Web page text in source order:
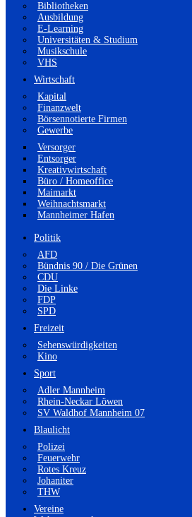
Bibliotheken
Ausbildung
E-Learning
Universitäten & Studium
Musikschule
VHS
Wirtschaft
Kapital
Finanzwelt
Börsennotierte Firmen
Gewerbe
Versorger
Entsorger
Kreativwirtschaft
Büro / Homeoffice
Maimarkt
Weihnachtsmarkt
Mannheimer Hafen
Politik
AFD
Bündnis 90 / Die Grünen
CDU
Die Linke
FDP
SPD
Freizeit
Sehenswürdigkeiten
Kino
Sport
Adler Mannheim
Rhein-Neckar Löwen
SV Waldhof Mannheim 07
Blaulicht
Polizei
Feuerwehr
Rotes Kreuz
Johaniter
THW
Vereine